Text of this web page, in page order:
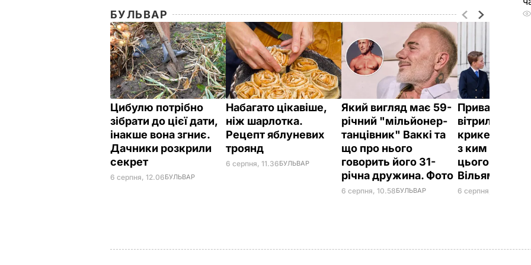
БУЛЬВАР
Цибулю потрібно
зібрати до цієї дати,
інакше вона згниє.
Дачники розкрили
секрет
6 серпня, 12.06БУЛЬВАР
Набагато цікавіше,
ніж шарлотка.
Рецепт яблуневих
троянд
6 серпня, 11.36БУЛЬВАР
Який вигляд має 59-
річний "мільйонер-
танцівник" Ваккі та
що про нього
говорить його 31-
річна дружина. Фото
6 серпня, 10.58БУЛЬВАР
Приватний
вітрильний
крикет на
з ким
цього літа
Вільям
6 серпня, 09.54